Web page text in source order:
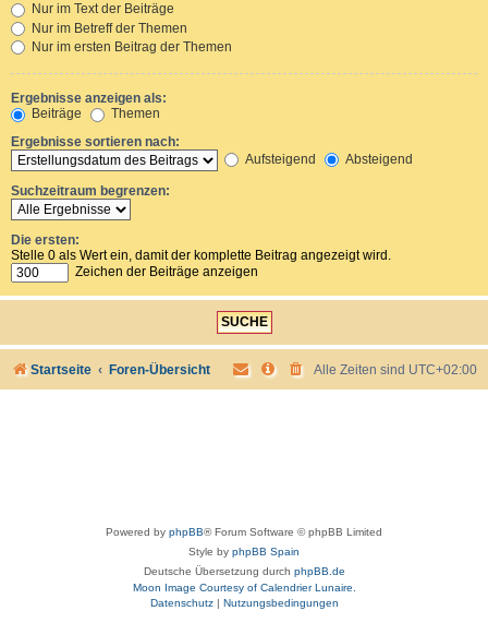
Nur im Text der Beiträge
Nur im Betreff der Themen
Nur im ersten Beitrag der Themen
Ergebnisse anzeigen als:
Beiträge
Themen
Ergebnisse sortieren nach:
Aufsteigend
Absteigend
Suchzeitraum begrenzen:
Die ersten:
Stelle 0 als Wert ein, damit der komplette Beitrag angezeigt wird.
Zeichen der Beiträge anzeigen
Startseite Foren-Übersicht Alle Zeiten sind UTC+02:00
Powered by phpBB® Forum Software © phpBB Limited
Style by phpBB Spain
Deutsche Übersetzung durch phpBB.de
Moon Image Courtesy of Calendrier Lunaire.
Datenschutz| Nutzungsbedingungen